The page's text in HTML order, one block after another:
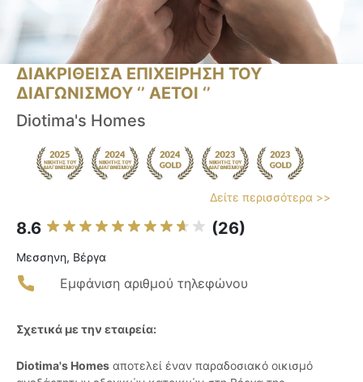
ΔΙΑΚΡΙΘΕΙΣΑ ΕΠΙΧΕΙΡΗΣΗ ΤΟΥ
ΔΙΑΓΩΝΙΣΜΟΥ ‘’ ΑΕΤΟΙ ‘’
Diotima's Homes
Δείτε περισσότερα >>
8.6 (26)
Μεσσηνη, Βέργα
Εμφάνιση αριθμού τηλεφώνου
Σχετικά με την εταιρεία:
Diotima's Homes αποτελεί έναν παραδοσιακό οικισμό